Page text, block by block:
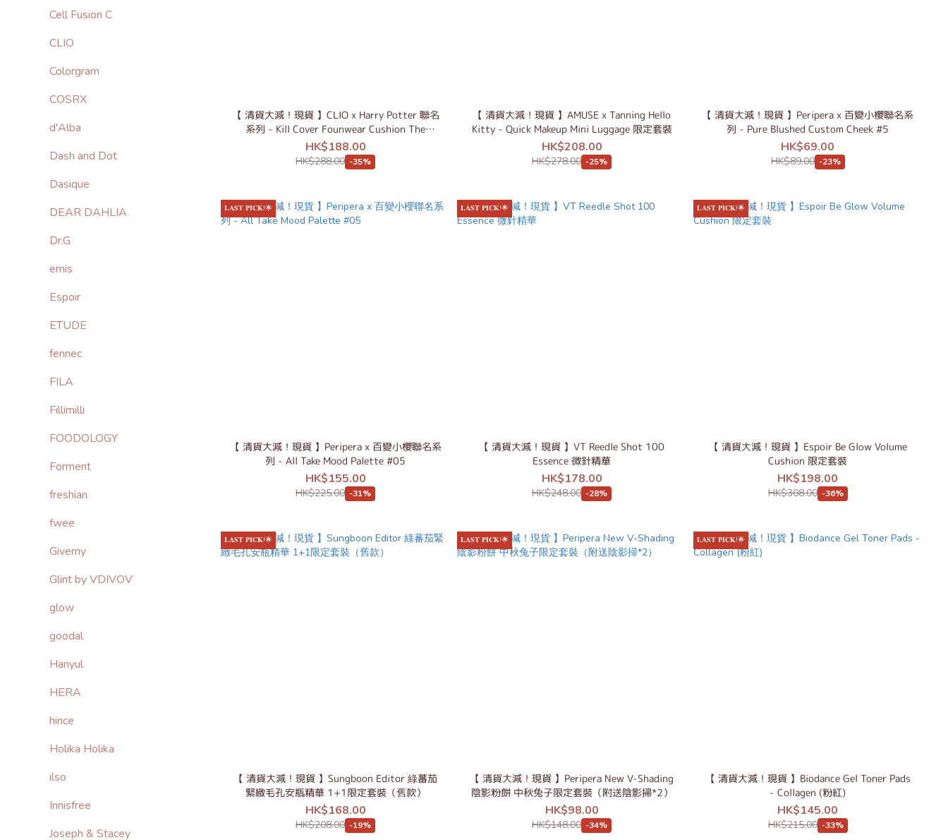
Cell Fusion C
CLIO
Colorgram
COSRX
d'Alba
Dash and Dot
Dasique
DEAR DAHLIA
Dr.G
emis
Espoir
ETUDE
fennec
FILA
Fillimilli
FOODOLOGY
Forment
freshian
fwee
Giverny
Glint by VDIVOV
glow
goodal
Hanyul
HERA
hince
Holika Holika
ilso
Innisfree
Joseph & Stacey
【 清貨大減！現貨 】CLIO x Harry Potter 聯名
系列 - Kill Cover Founwear Cushion The
Original
HK$188.00
HK$288.00 -35%
【 清貨大減！現貨 】AMUSE x Tanning Hello
Kitty - Quick Makeup Mini Luggage 限定套裝
HK$208.00
HK$278.00 -25%
【 清貨大減！現貨 】Peripera x 百變小櫻聯名系
列 - Pure Blushed Custom Cheek #5
HK$69.00
HK$89.00 -23%
𝐋𝐀𝐒𝐓 𝐏𝐈𝐂𝐊!🌟
【 清貨大減！現貨 】Peripera x 百變小櫻聯名系
列 - All Take Mood Palette #05
HK$155.00
HK$225.00 -31%
𝐋𝐀𝐒𝐓 𝐏𝐈𝐂𝐊!🌟
【 清貨大減！現貨 】VT Reedle Shot 100
Essence 微針精華
HK$178.00
HK$248.00 -28%
𝐋𝐀𝐒𝐓 𝐏𝐈𝐂𝐊!🌟
【 清貨大減！現貨 】Espoir Be Glow Volume
Cushion 限定套裝
HK$198.00
HK$308.00 -36%
𝐋𝐀𝐒𝐓 𝐏𝐈𝐂𝐊!🌟
【 清貨大減！現貨 】Sungboon Editor 綠蕃茄
緊緻毛孔安瓶精華 1+1限定套裝（舊款）
HK$168.00
HK$208.00 -19%
𝐋𝐀𝐒𝐓 𝐏𝐈𝐂𝐊!🌟
【 清貨大減！現貨 】Peripera New V-Shading
陰影粉餅 中秋兔子限定套裝（附送陰影掃*2）
HK$98.00
HK$148.00 -34%
𝐋𝐀𝐒𝐓 𝐏𝐈𝐂𝐊!🌟
【 清貨大減！現貨 】Biodance Gel Toner Pads
- Collagen (粉紅)
HK$145.00
HK$215.00 -33%